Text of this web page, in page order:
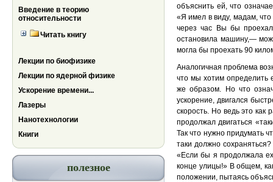
Введение в теорию
относительности
Читать книгу
Лекции по биофизике
Лекции по ядерной физике
Ускорение времени...
Лазеры
Нанотехнологии
Книги
полезное
объяснить ей, что
«Я имел в виду, мадам,
через час Вы бы
остановила машину,—
могла бы проехать 90
Аналогичная проблема
что мы хотим определить
же образом. Но что
ускорение, двигался
скорость. Но ведь это
продолжал двигаться
Так что нужно придумать
таки должно
«Если бы я продолжала
конце улицы!» В общем,
положении, пытаясь